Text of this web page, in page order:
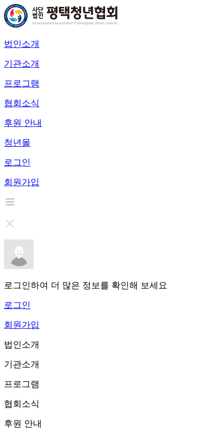
법인소개
기관소개
프로그램
협회소식
후원 안내
청년몰
로그인
회원가입
로그인하여 더 많은 정보를 확인해 보세요
로그인
회원가입
법인소개
기관소개
프로그램
협회소식
후원 안내